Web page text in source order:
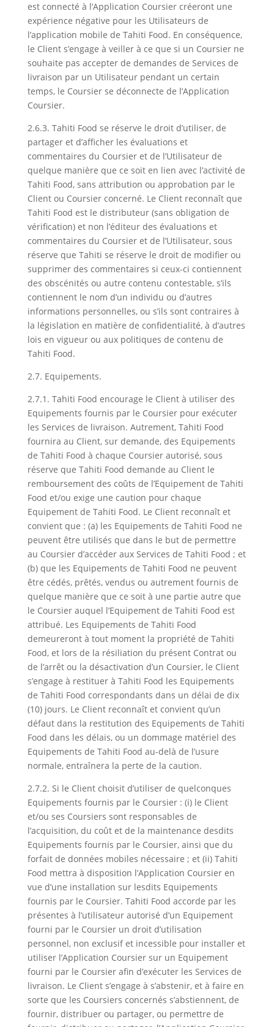
est connecté à l’Application Coursier créeront une
expérience négative pour les Utilisateurs de
l’application mobile de Tahiti Food. En conséquence,
le Client s’engage à veiller à ce que si un Coursier ne
souhaite pas accepter de demandes de Services de
livraison par un Utilisateur pendant un certain
temps, le Coursier se déconnecte de l’Application
Coursier.
2.6.3. Tahiti Food se réserve le droit d’utiliser, de
partager et d’afficher les évaluations et
commentaires du Coursier et de l’Utilisateur de
quelque manière que ce soit en lien avec l’activité de
Tahiti Food, sans attribution ou approbation par le
Client ou Coursier concerné. Le Client reconnaît que
Tahiti Food est le distributeur (sans obligation de
vérification) et non l’éditeur des évaluations et
commentaires du Coursier et de l’Utilisateur, sous
réserve que Tahiti se réserve le droit de modifier ou
supprimer des commentaires si ceux-ci contiennent
des obscénités ou autre contenu contestable, s’ils
contiennent le nom d’un individu ou d’autres
informations personnelles, ou s’ils sont contraires à
la législation en matière de confidentialité, à d’autres
lois en vigueur ou aux politiques de contenu de
Tahiti Food.
2.7. Equipements.
2.7.1. Tahiti Food encourage le Client à utiliser des
Equipements fournis par le Coursier pour exécuter
les Services de livraison. Autrement, Tahiti Food
fournira au Client, sur demande, des Equipements
de Tahiti Food à chaque Coursier autorisé, sous
réserve que Tahiti Food demande au Client le
remboursement des coûts de l’Equipement de Tahiti
Food et/ou exige une caution pour chaque
Equipement de Tahiti Food. Le Client reconnaît et
convient que : (a) les Equipements de Tahiti Food ne
peuvent être utilisés que dans le but de permettre
au Coursier d’accéder aux Services de Tahiti Food ; et
(b) que les Equipements de Tahiti Food ne peuvent
être cédés, prêtés, vendus ou autrement fournis de
quelque manière que ce soit à une partie autre que
le Coursier auquel l’Equipement de Tahiti Food est
attribué. Les Equipements de Tahiti Food
demeureront à tout moment la propriété de Tahiti
Food, et lors de la résiliation du présent Contrat ou
de l’arrêt ou la désactivation d’un Coursier, le Client
s’engage à restituer à Tahiti Food les Equipements
de Tahiti Food correspondants dans un délai de dix
(10) jours. Le Client reconnaît et convient qu’un
défaut dans la restitution des Equipements de Tahiti
Food dans les délais, ou un dommage matériel des
Equipements de Tahiti Food au-delà de l’usure
normale, entraînera la perte de la caution.
2.7.2. Si le Client choisit d’utiliser de quelconques
Equipements fournis par le Coursier : (i) le Client
et/ou ses Coursiers sont responsables de
l’acquisition, du coût et de la maintenance desdits
Equipements fournis par le Coursier, ainsi que du
forfait de données mobiles nécessaire ; et (ii) Tahiti
Food mettra à disposition l’Application Coursier en
vue d’une installation sur lesdits Equipements
fournis par le Coursier. Tahiti Food accorde par les
présentes à l’utilisateur autorisé d’un Equipement
fourni par le Coursier un droit d’utilisation
personnel, non exclusif et incessible pour installer et
utiliser l’Application Coursier sur un Equipement
fourni par le Coursier afin d’exécuter les Services de
livraison. Le Client s’engage à s’abstenir, et à faire en
sorte que les Coursiers concernés s’abstiennent, de
fournir, distribuer ou partager, ou permettre de